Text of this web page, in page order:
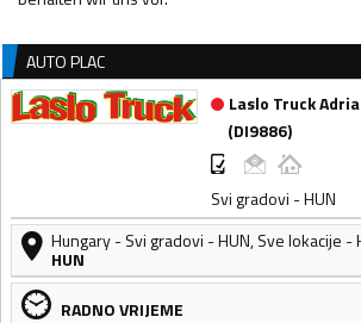
AUTO PLAC
Laslo Truck Adria
(DI9886)
Svi gradovi - HUN
Hungary-Svi gradovi - HUN,Sve lokacije -
HUN
RADNO VRIJEME